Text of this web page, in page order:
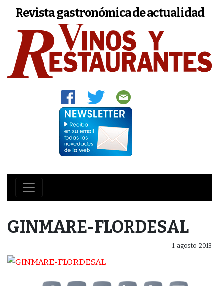
Revista gastronómica de actualidad
GINMARE-FLORDESAL
1-agosto-2013